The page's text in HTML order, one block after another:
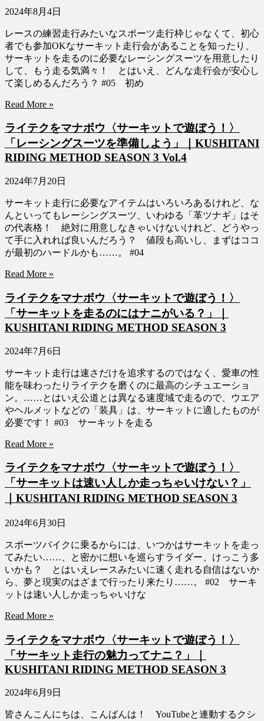
2024年8月4日
レースの練習走行みたいなスポーツ走行枠じゃなくて、初心
者でも参加OKなサーキット走行会があることを知ったり、
サーキットを走るのに必要なレーシングスーツを用意したり
して、もう走る気満々！ とはいえ、どんな走行会が安心し
て楽しめるんだろう？ #05 初め
Read More »
ライテクをマナボウ〈サーキットで遊ぼう！〉
「レーシングスーツを準備しよう」｜KUSHITANI
RIDING METHOD SEASON 3 Vol.4
2024年7月20日
サーキット走行に必要なアイテムはいろいろあるけれど、な
んといってもレーシングスーツ、いわゆる「革ツナギ」はそ
の代表格！ 絶対に用意しなきゃいけないけれど、どうやっ
て手に入れれば良いんだろう？ 値段も高いし、まずはココ
が最初のハードルかも……。 #04
Read More »
ライテクをマナボウ〈サーキットで遊ぼう！〉
「サーキットを走るのにはナニがいる？」｜
KUSHITANI RIDING METHOD SEASON 3
2024年7月6日
サーキット走行は速さだけを追求するのではなく、愛車の性
能を味わったりライテクを磨くのに最高のシチュエーショ
ン。……とはいえ公道とは異なる速度域で走るので、ウエア
やヘルメットなどの「装具」は、サーキットに適したものが
必要です！ #03 サーキットを走る
Read More »
ライテクをマナボウ〈サーキットで遊ぼう！〉
「サーキットは速い人しか走っちゃいけない？」
｜KUSHITANI RIDING METHOD SEASON 3
2024年6月30日
スポーツバイクに乗るからには、いつかはサーキットを走っ
てみたい……、と密かに想いを巡らすライダー、けっこう多
いかも？ とはいえレースみたいに速く走れる自信はないか
ら、夢と現実のはざまで行ったり来たり……。 #02 サーキ
ットは速い人しか走っちゃいけな
Read More »
ライテクをマナボウ〈サーキットで遊ぼう！〉
「サーキット走行の魅力ってナニ？」｜
KUSHITANI RIDING METHOD SEASON 3
2024年6月9日
皆さんこんにちは、こんばんは！ YouTubeと連動するクシ